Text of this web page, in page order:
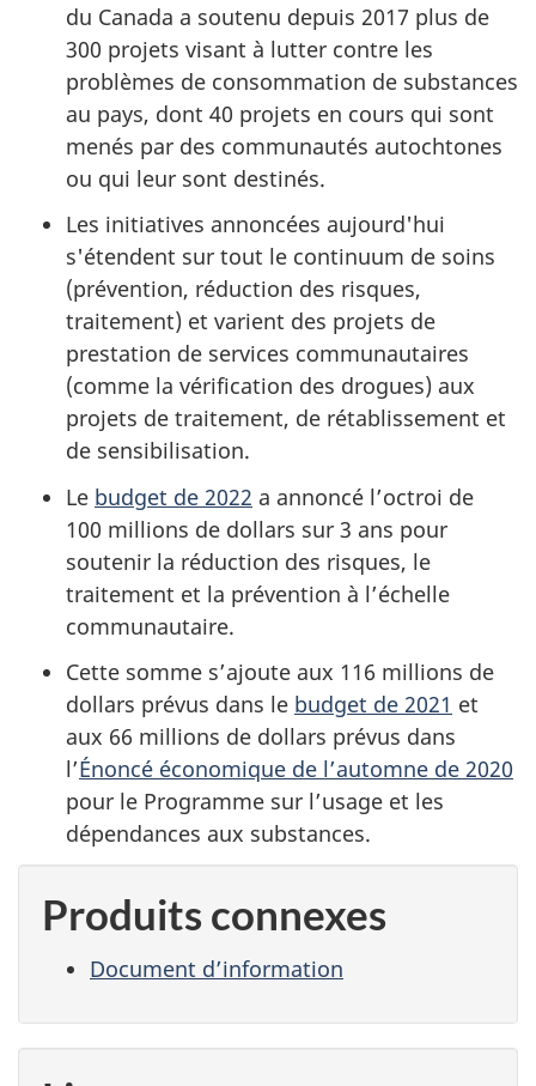
du Canada a soutenu depuis 2017 plus de
300 projets visant à lutter contre les
problèmes de consommation de substances
au pays, dont 40 projets en cours qui sont
menés par des communautés autochtones
ou qui leur sont destinés.
Les initiatives annoncées aujourd'hui
s'étendent sur tout le continuum de soins
(prévention, réduction des risques,
traitement) et varient des projets de
prestation de services communautaires
(comme la vérification des drogues) aux
projets de traitement, de rétablissement et
de sensibilisation.
Le budget de 2022 a annoncé l’octroi de
100 millions de dollars sur 3 ans pour
soutenir la réduction des risques, le
traitement et la prévention à l’échelle
communautaire.
Cette somme s’ajoute aux 116 millions de
dollars prévus dans le budget de 2021 et
aux 66 millions de dollars prévus dans
l’Énoncé économique de l’automne de 2020
pour le Programme sur l’usage et les
dépendances aux substances.
Produits connexes
Document d’information